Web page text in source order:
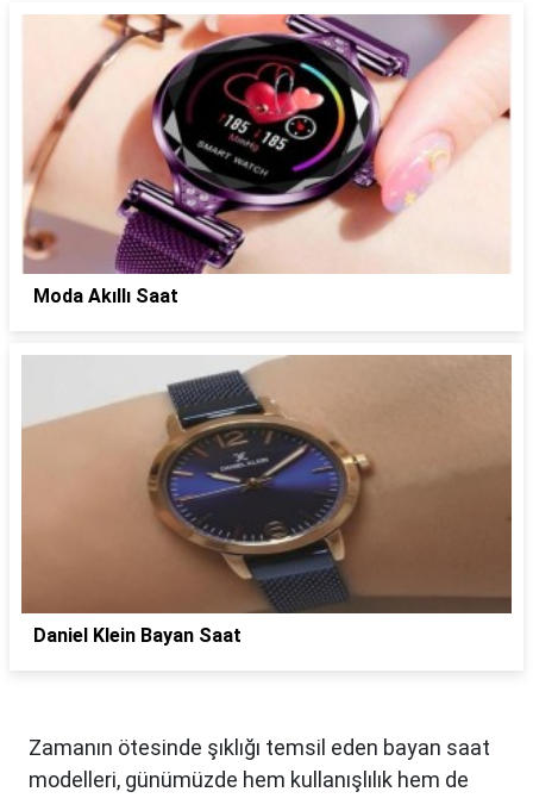
Moda Akıllı Saat
Daniel Klein Bayan Saat
Zamanın ötesinde şıklığı temsil eden bayan saat
modelleri, günümüzde hem kullanışlılık hem de